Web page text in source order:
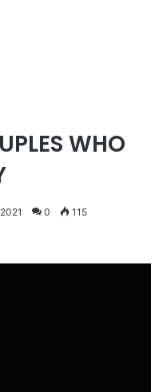
WHO
0 115